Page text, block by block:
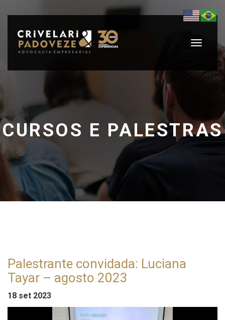
Toggle
CURSOS E PALESTRAS
Palestrante convidada: Luciana
Tayar – agosto 2023
18 set 2023